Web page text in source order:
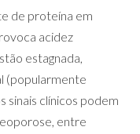
de proteína em
acidez
estagnada,
(popularmente
sinais clínicos podem
entre